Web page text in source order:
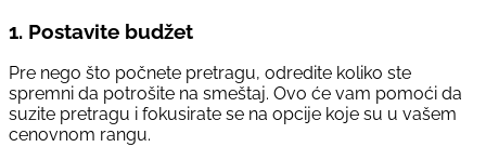
1. Postavite budžet
Pre nego što počnete pretragu, odredite koliko ste
spremni da potrošite na smeštaj. Ovo će vam pomoći da
suzite pretragu i fokusirate se na opcije koje su u vašem
cenovnom rangu.